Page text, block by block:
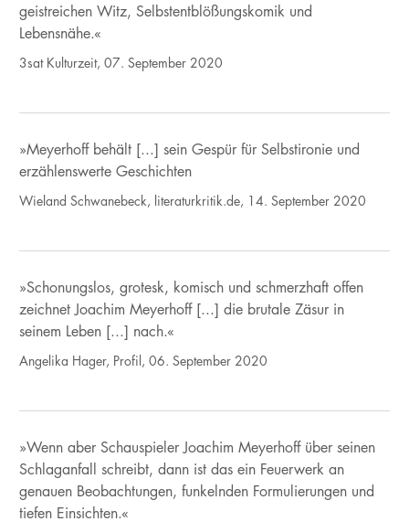
geistreichen Witz, Selbstentblößungskomik und
Lebensnähe.«
3sat Kulturzeit, 07. September 2020
»Meyerhoff behält [...] sein Gespür für Selbstironie und
erzählenswerte Geschichten
Wieland Schwanebeck, literaturkritik.de, 14. September 2020
»Schonungslos, grotesk, komisch und schmerzhaft offen
zeichnet Joachim Meyerhoff [...] die brutale Zäsur in
seinem Leben [...] nach.«
Angelika Hager, Profil, 06. September 2020
»Wenn aber Schauspieler Joachim Meyerhoff über seinen
Schlaganfall schreibt, dann ist das ein Feuerwerk an
genauen Beobachtungen, funkelnden Formulierungen und
tiefen Einsichten.«